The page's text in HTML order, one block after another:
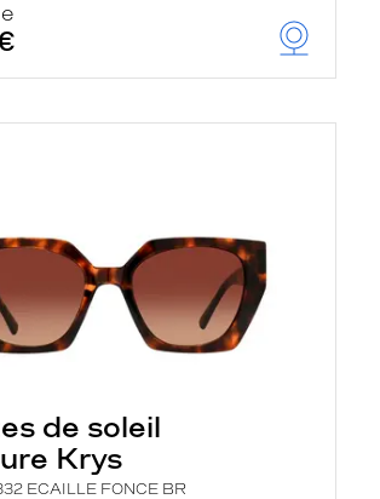
de soleil
Krys
ECAILLE FONCE BR